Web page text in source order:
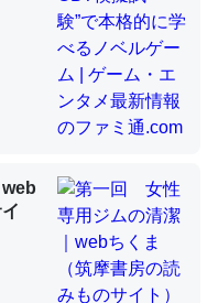
とあって面白い。海に
）はカルシウムを使わ
が違うのか？
題＝「昆虫はなぜ海にいな
量に使う脊椎動物と貝
と殻を無くしてナメク